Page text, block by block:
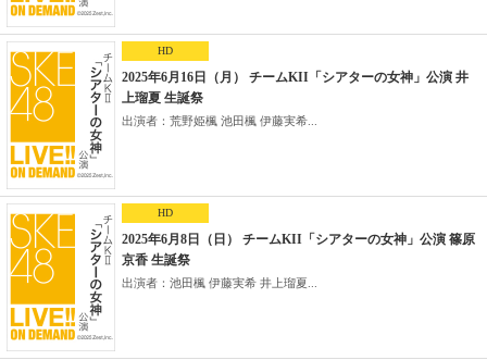
HD
2025年6月16日（月） チームKII「シアターの女神」公演 井
上瑠夏 生誕祭
出演者：荒野姫楓 池田楓 伊藤実希...
HD
2025年6月8日（日） チームKII「シアターの女神」公演 篠原
京香 生誕祭
出演者：池田楓 伊藤実希 井上瑠夏...